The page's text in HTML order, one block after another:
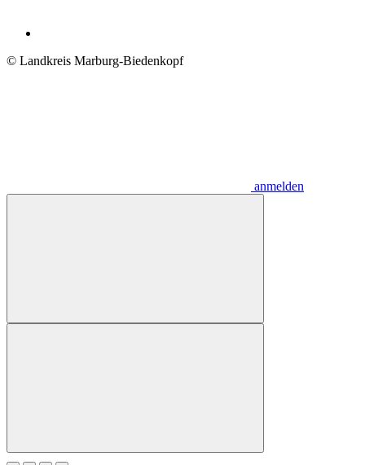
© Landkreis Marburg-Biedenkopf
anmelden